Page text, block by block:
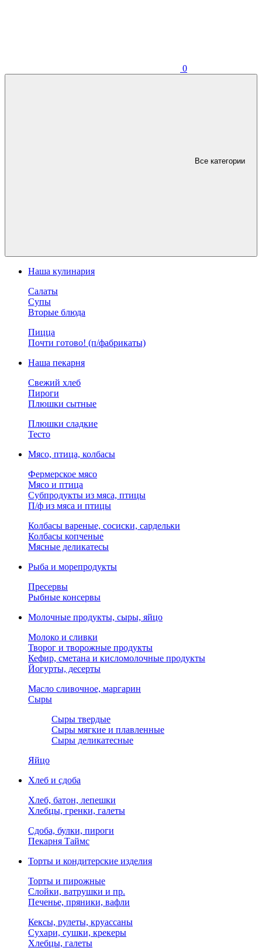
0
Все категории
Наша кулинария
Салаты
Супы
Вторые блюда
Пицца
Почти готово! (п/фабрикаты)
Наша пекарня
Свежий хлеб
Пироги
Плюшки сытные
Плюшки сладкие
Тесто
Мясо, птица, колбасы
Фермерское мясо
Мясо и птица
Субпродукты из мяса, птицы
П/ф из мяса и птицы
Колбасы вареные, сосиски, сардельки
Колбасы копченые
Мясные деликатесы
Рыба и морепродукты
Пресервы
Рыбные консервы
Молочные продукты, сыры, яйцо
Молоко и сливки
Творог и творожные продукты
Кефир, сметана и кисломолочные продукты
Йогурты, десерты
Масло сливочное, маргарин
Сыры
Сыры твердые
Сыры мягкие и плавленные
Сыры деликатесные
Яйцо
Хлеб и сдоба
Хлеб, батон, лепешки
Хлебцы, гренки, галеты
Сдоба, булки, пироги
Пекарня Таймс
Торты и кондитерские изделия
Торты и пирожные
Слойки, ватрушки и пр.
Печенье, пряники, вафли
Кексы, рулеты, круассаны
Сухари, сушки, крекеры
Хлебцы, галеты